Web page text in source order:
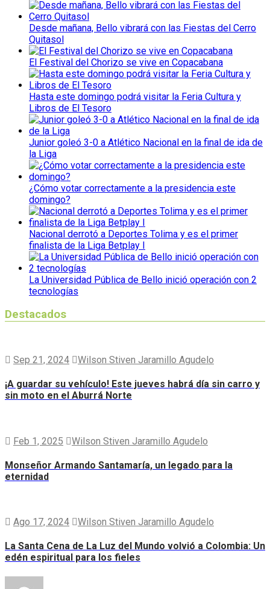
Desde mañana, Bello vibrará con las Fiestas del Cerro
Quitasol
El Festival del Chorizo se vive en Copacabana
Hasta este domingo podrá visitar la Feria Cultura y
Libros de El Tesoro
Junior goleó 3-0 a Atlético Nacional en la final de ida de
la Liga
¿Cómo votar correctamente a la presidencia este
domingo?
Nacional derrotó a Deportes Tolima y es el primer
finalista de la Liga Betplay I
La Universidad Pública de Bello inició operación con 2
tecnologías
Destacados
Sep 21, 2024 Wilson Stiven Jaramillo Agudelo
¡A guardar su vehículo! Este jueves habrá día sin carro y
sin moto en el Aburrá Norte
Feb 1, 2025 Wilson Stiven Jaramillo Agudelo
Monseñor Armando Santamaría, un legado para la
eternidad
Ago 17, 2024 Wilson Stiven Jaramillo Agudelo
La Santa Cena de La Luz del Mundo volvió a Colombia: Un
edén espiritual para los fieles